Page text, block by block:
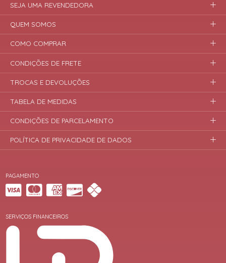
PAGAMENTO
SERVIÇOS FINANCEIROS
SEJA UMA REVENDEDORA
QUEM SOMOS
COMO COMPRAR
CONDIÇÕES DE FRETE
TROCAS E DEVOLUÇÕES
TABELA DE MEDIDAS
CONDIÇÕES DE PARCELAMENTO
POLÍTICA DE PRIVACIDADE DE DADOS